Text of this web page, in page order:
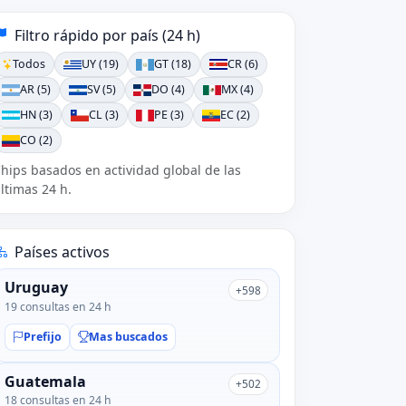
Filtro rápido por país (24 h)
Todos UY (19) GT (18)
CR (6)
AR (5)
SV (5) DO (4)
MX (4)
HN (3)
CL (3) PE (3)
EC (2)
CO (2)
basados en actividad global de las
24 h.
Países activos
Uruguay
19 consultas en 24 h
+598
Prefijo Mas buscados
Guatemala
18 consultas en 24 h
+502